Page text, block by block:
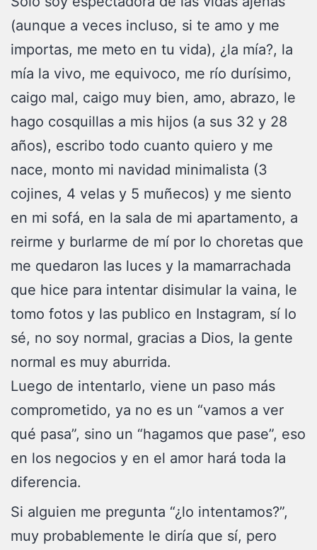
(aunque a veces incluso, si te amo y me
importas, me meto en tu vida), ¿la mía?, la
mía la vivo, me equivoco, me río durísimo,
caigo mal, caigo muy bien, amo, abrazo, le
hago cosquillas a mis hijos (a sus 32 y 28
años), escribo todo cuanto quiero y me
nace, monto mi navidad minimalista (3
cojines, 4 velas y 5 muñecos) y me siento
en mi sofá, en la sala de mi apartamento, a
reirme y burlarme de mí por lo choretas que
me quedaron las luces y la mamarrachada
que hice para intentar disimular la vaina, le
tomo fotos y las publico en Instagram, sí lo
sé, no soy normal, gracias a Dios, la gente
normal es muy aburrida.
Luego de intentarlo, viene un paso más
comprometido, ya no es un “vamos a ver
qué pasa”, sino un “hagamos que pase”, eso
en los negocios y en el amor hará toda la
diferencia.
Si alguien me pregunta “¿lo intentamos?”,
muy probablemente le diría que sí, pero